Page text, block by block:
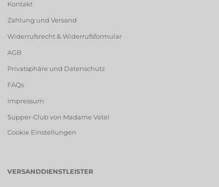
Kontakt
Zahlung und Versand
Widerrufsrecht & Widerrufsformular
AGB
Privatsphäre und Datenschutz
FAQs
Impressum
Supper-Club von Madame Vatel
Cookie Einstellungen
VERSANDDIENSTLEISTER